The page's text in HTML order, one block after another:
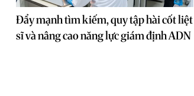
Đẩy mạnh tìm kiếm, quy tập hài cốt liệt
sĩ và nâng cao năng lực giám định ADN